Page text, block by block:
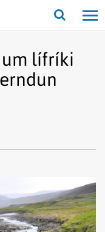
Opna/
lífríki